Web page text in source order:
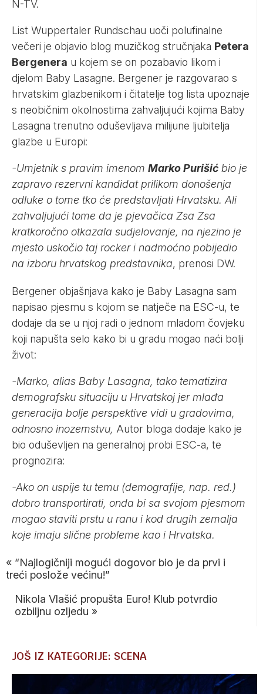
N-TV.
List Wuppertaler Rundschau uoči polufinalne
večeri je objavio blog muzičkog stručnjaka Petera
Bergenera u kojem se on pozabavio likom i
djelom Baby Lasagne. Bergener je razgovarao s
hrvatskim glazbenikom i čitatelje tog lista upoznaje
s neobičnim okolnоstima zahvaljujući kojima Baby
Lasagna trenutno оduševljava milijune ljubitelja
glazbe u Europi:
-Umjetnik s pravim imenom Marko Purišić bio je
zapravo rezervni kandidat prilikom donošenja
odluke o tome tko će predstavljati Hrvatsku. Ali
zahvaljujući tome da je pjevačica Zsa Zsa
kratkoročno otkazala sudjelovanje, na njezino je
mjesto uskočio taj rocker i nadmoćno pobijedio
na izboru hrvatskog predstavnika, prenosi DW.
Bergener objašnjava kako je Baby Lasagna sam
napisao pjesmu s kojom se natječe na ESC-u, te
dodaje da se u njoj radi o jednom mladom čovjeku
koji napušta selo kako bi u gradu mogao naći bolji
život:
-Marko, alias Baby Lasagna, tako tematizira
demografsku situaciju u Hrvatskoj jer mlađa
generacija bolje perspektive vidi u gradovima,
odnosno inozemstvu, Autor bloga dodaje kako je
bio oduševljen na generalnoj probi ESC-a, te
prognozira:
-Ako on uspije tu temu (demografije, nap. red.)
dobro transportirati, onda bi sa svojom pjesmom
mogao staviti prstu u ranu i kod drugih zemalja
koje imaju slične probleme kao i Hrvatska.
« “Najlogičniji mogući dogovor bio je da prvi i
treći poslože većinu!”
Nikola Vlašić propušta Euro! Klub potvrdio
ozbiljnu ozljedu »
JOŠ IZ KATEGORIJE: SCENA